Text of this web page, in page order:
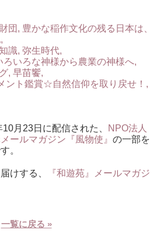
団, 豊かな稲作文化の残る日本は、
識, 弥生時代,
ろいろな神様から農業の神様へ,
, 早苗饗,
ント鑑賞☆自然信仰を取り戻せ！,
月23日に配信された、
NPO法人
ールマガジン『風物使』 の一部を
。
けする、
『和遊苑』メールマガジ
一覧に戻る »